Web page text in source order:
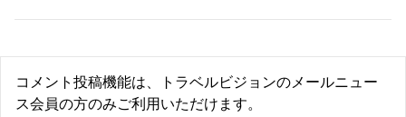
コメント投稿機能は、トラベルビジョンのメールニュー
ス会員の方のみご利用いただけます。